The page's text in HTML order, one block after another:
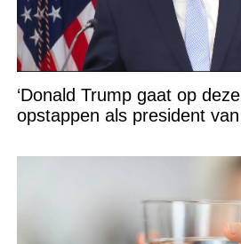
‘Donald Trump gaat op
opstappen als president van